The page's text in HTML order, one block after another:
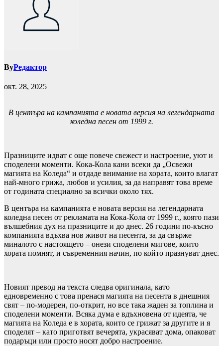
ByРедактор
окт. 28, 2025
В центъра на кампанията е новата версия на легендарната
коледна песен от 1999 г.
Празниците идват с още повече свежест и настроение, уют и
споделени моменти. Кока-Кола кани всеки да „Освежи
магията на Коледа“ и отдаде внимание на хората, които влагат
най-много грижа, любов и усилия, за да направят това време
от годината специално за всички около тях.
В центъра на кампанията е новата версия на легендарната
коледна песен от рекламата на Кока-Кола от 1999 г., която пази
вълшебния дух на празниците и до днес. 26 години по-късно
компанията вдъхва нов живот на песента, за да свърже
миналото с настоящето – онези споделени мигове, които
хората помнят, и съвременния начин, по който празнуват днес.
Новият превод на текста следва оригинала, като
едновременно с това пренася магията на песента в днешния
свят – по-модерен, по-открит, но все така жаден за топлина и
споделени моменти. Всяка дума е вдъхновена от идеята, че
магията на Коледа е в хората, които се грижат за другите и я
споделят – като приготвят вечерята, украсяват дома, опаковат
подаръци или просто носят добро настроение.